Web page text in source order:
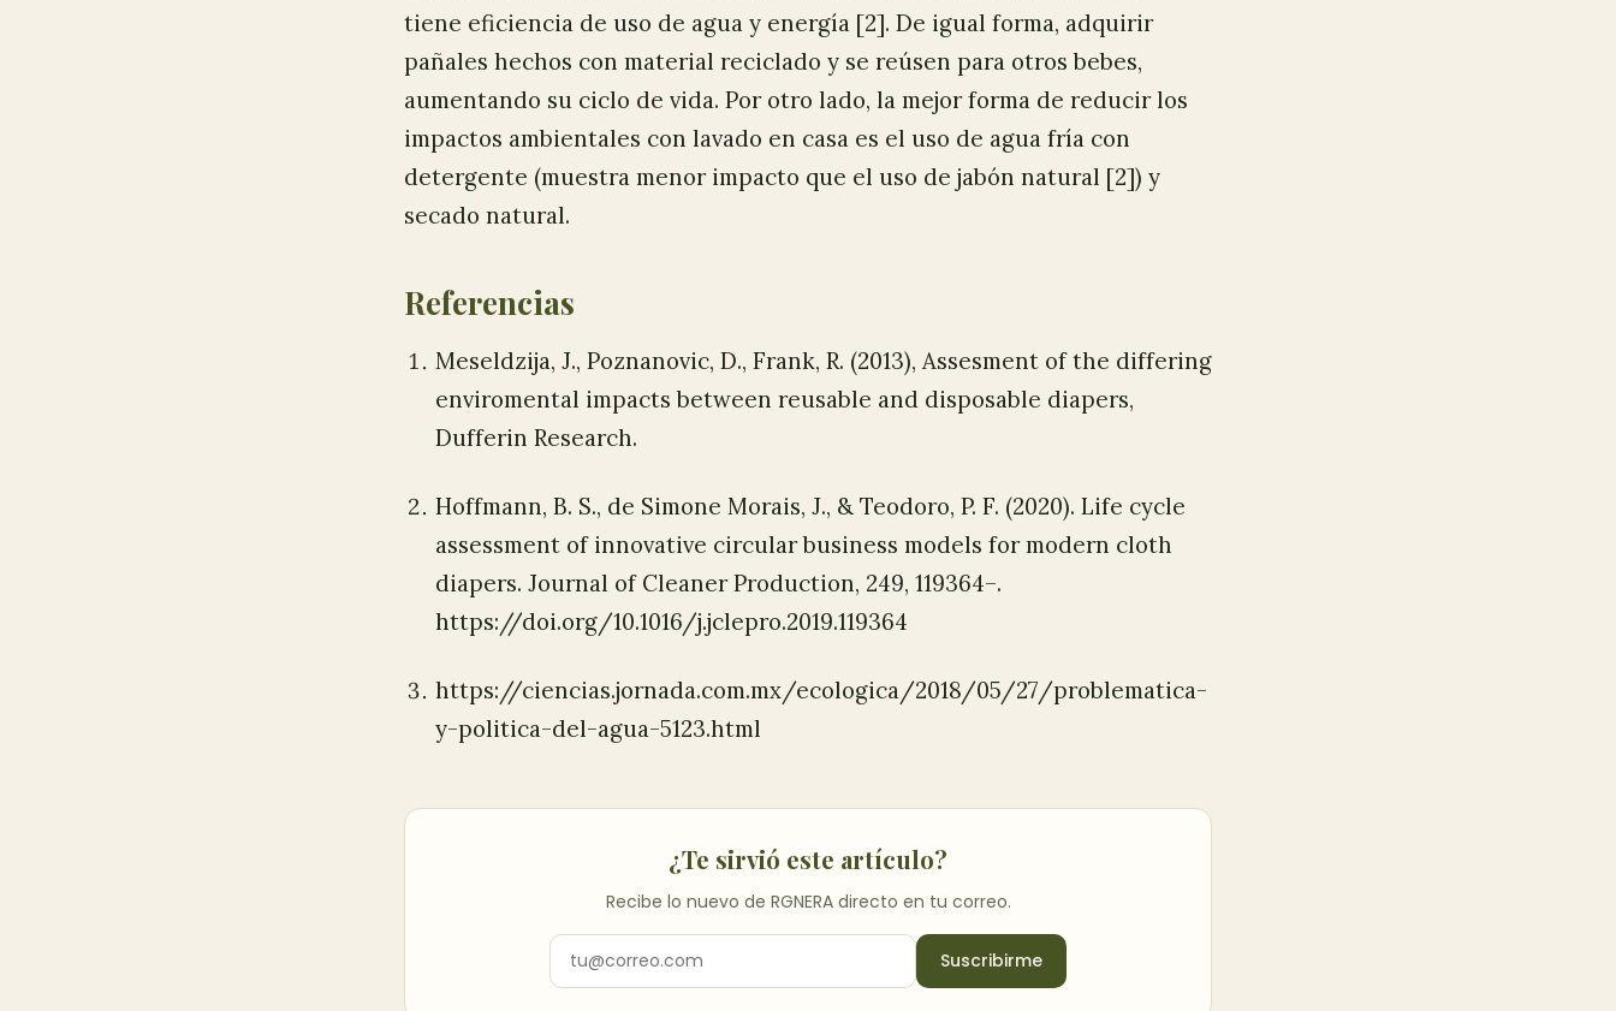
tiene eficiencia de uso de agua y energía [2]. De igual forma, adquirir
pañales hechos con material reciclado y se reúsen para otros bebes,
aumentando su ciclo de vida. Por otro lado, la mejor forma de reducir los
impactos ambientales con lavado en casa es el uso de agua fría con
detergente (muestra menor impacto que el uso de jabón natural [2]) y
secado natural.
Referencias
Meseldzija, J., Poznanovic, D., Frank, R. (2013), Assesment of the differing
enviromental impacts between reusable and disposable diapers,
Dufferin Research.
Hoffmann, B. S., de Simone Morais, J., & Teodoro, P. F. (2020). Life cycle
assessment of innovative circular business models for modern cloth
diapers. Journal of Cleaner Production, 249, 119364–.
https://doi.org/10.1016/j.jclepro.2019.119364
https://ciencias.jornada.com.mx/ecologica/2018/05/27/problematica-
y-politica-del-agua-5123.html
¿Te sirvió este artículo?
Recibe lo nuevo de RGNERA directo en tu correo.
Suscribirme